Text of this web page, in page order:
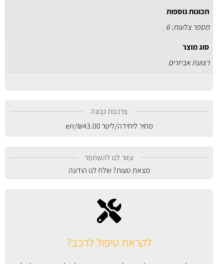
לקראת טיפול לרכב?
תכונות נוספות
מספר צלעות: 6
סוג מוצר
רצועת אביזרים
צרכנות נבונה
מחיר ליחידה/ליטר
₪43.00
/err
עזור לנו להשתפר
מצאת טעות? שלח לנו הודעה